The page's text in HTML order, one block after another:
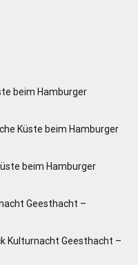
beim Hamburger
Küste beim Hamburger
beim Hamburger
Geesthacht –
Kulturnacht Geesthacht –